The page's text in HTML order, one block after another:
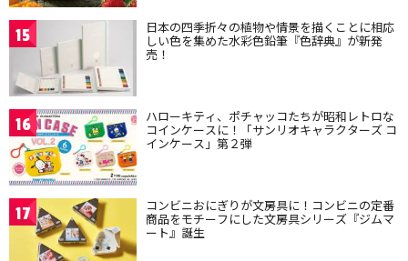
15 日本の四季折々の植物や情景を描くことに相応
しい色を集めた水彩色鉛筆『色辞典』が新発
売！
16 ハローキティ、ポチャッコたちが昭和レトロな
コインケースに！「サンリオキャラクターズ コ
インケース」第２弾
17 コンビニおにぎりが文房具に！コンビニの定番
商品をモチーフにした文房具シリーズ『ジムマ
ート』誕生